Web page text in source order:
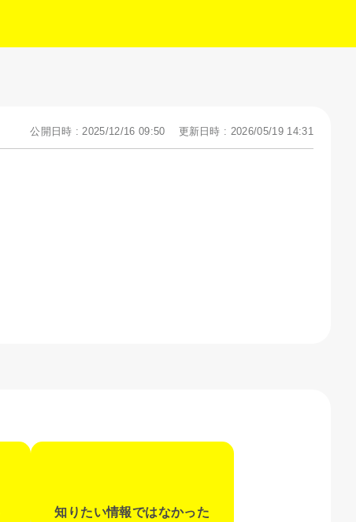
公開日時 : 2025/12/16 09:50 更新日時 : 2026/05/19 14:31
知りたい情報ではなかった